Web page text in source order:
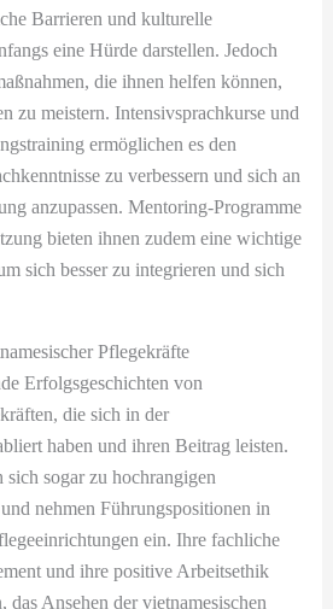
Barrieren und kulturelle
eine Hürde darstellen. Jedoch
die ihnen helfen können,
zu meistern. Intensivsprachkurse und
ermöglichen es den
zu verbessern und sich an
anzupassen. Mentoring-Programme
bieten ihnen zudem eine wichtige
sich besser zu integrieren und sich
Pflegekräfte
Erfolgsgeschichten von
die sich in der
haben und ihren Beitrag leisten.
sogar zu hochrangigen
nehmen Führungspositionen in
ein. Ihre fachliche
und ihre positive Arbeitsethik
das Ansehen der vietnamesischen